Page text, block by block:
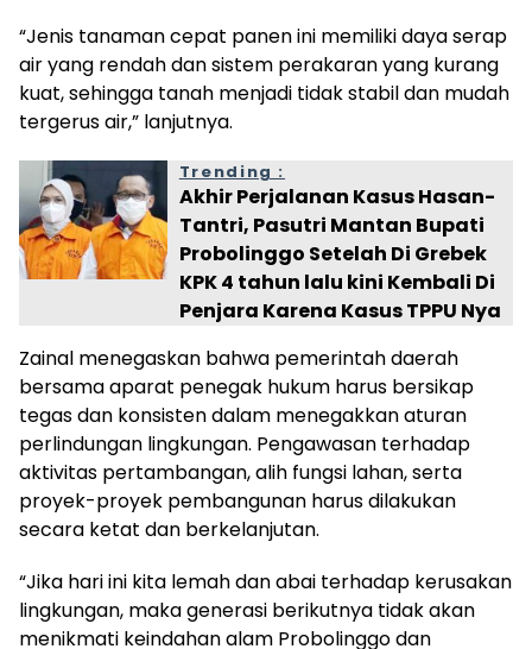
“Jenis tanaman cepat panen ini memiliki daya serap
air yang rendah dan sistem perakaran yang kurang
kuat, sehingga tanah menjadi tidak stabil dan mudah
tergerus air,” lanjutnya.
Trending :
Akhir Perjalanan Kasus Hasan-
Tantri, Pasutri Mantan Bupati
Probolinggo Setelah Di Grebek
KPK 4 tahun lalu kini Kembali Di
Penjara Karena Kasus TPPU Nya
Zainal menegaskan bahwa pemerintah daerah
bersama aparat penegak hukum harus bersikap
tegas dan konsisten dalam menegakkan aturan
perlindungan lingkungan. Pengawasan terhadap
aktivitas pertambangan, alih fungsi lahan, serta
proyek-proyek pembangunan harus dilakukan
secara ketat dan berkelanjutan.
“Jika hari ini kita lemah dan abai terhadap kerusakan
lingkungan, maka generasi berikutnya tidak akan
menikmati keindahan alam Probolinggo dan